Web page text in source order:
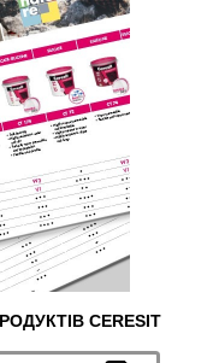
CERESIT